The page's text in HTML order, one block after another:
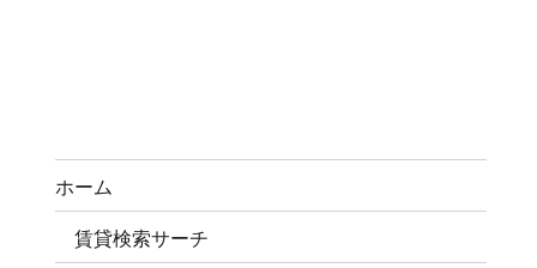
ホーム
賃貸検索サーチ